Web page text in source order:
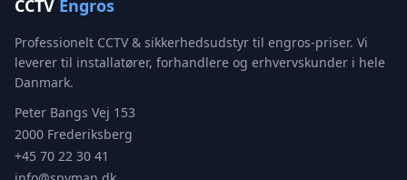
CCTV Engros
Professionelt CCTV & sikkerhedsudstyr til engros-priser. Vi
leverer til installatører, forhandlere og erhvervskunder i hele
Danmark.
Peter Bangs Vej 153
2000 Frederiksberg
+45 70 22 30 41